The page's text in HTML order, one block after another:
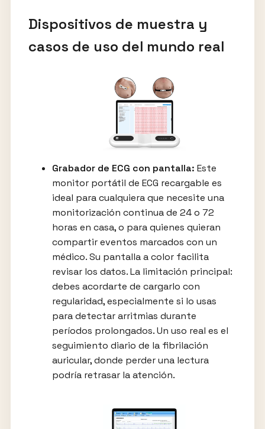
Dispositivos de muestra y
casos de uso del mundo real
Grabador de ECG con pantalla: Este
monitor portátil de ECG recargable es
ideal para cualquiera que necesite una
monitorización continua de 24 o 72
horas en casa, o para quienes quieran
compartir eventos marcados con un
médico. Su pantalla a color facilita
revisar los datos. La limitación principal:
debes acordarte de cargarlo con
regularidad, especialmente si lo usas
para detectar arritmias durante
períodos prolongados. Un uso real es el
seguimiento diario de la fibrilación
auricular, donde perder una lectura
podría retrasar la atención.